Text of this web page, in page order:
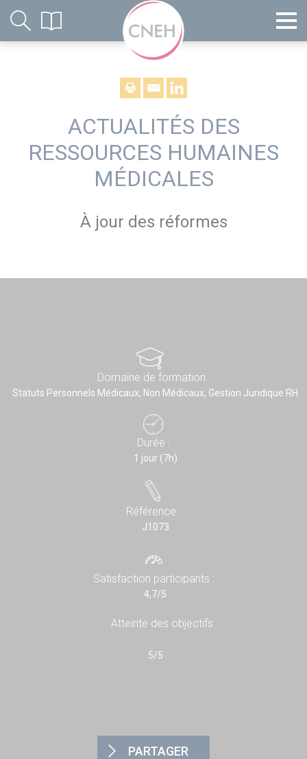
ACTUALITÉS DES
RESSOURCES HUMAINES
MÉDICALES
À jour des réformes
Domaine de formation :
Statuts Personnels Médicaux, Non Médicaux, Gestion Juridique RH
Durée :
1 jour (7h)
Référence :
J1073
Satisfaction participants :
4,7/5
Atteinte des objectifs
:
5/5
PARTAGER